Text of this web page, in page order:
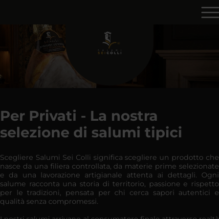
Per Privati - La nostra
selezione di salumi tipici
Scegliere Salumi Sei Colli significa scegliere un prodotto che
nasce da una filiera controllata, da materie prime selezionate
e da una lavorazione artigianale attenta ai dettagli. Ogni
salume racconta una storia di territorio, passione e rispetto
per le tradizioni, pensata per chi cerca sapori autentici e
qualità senza compromessi.